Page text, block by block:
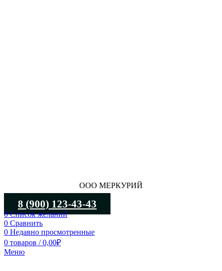
ООО МЕРКУРИЙ
8 (900) 123-43-43
0Список желаний
0 Сравнить
0 Недавно просмотренные
0 товаров / 0,00₽
Меню